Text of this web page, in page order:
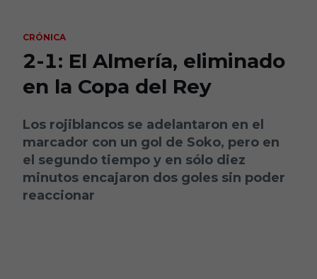
CRÓNICA
2-1: El Almería, eliminado
en la Copa del Rey
Los rojiblancos se adelantaron en el
marcador con un gol de Soko, pero en
el segundo tiempo y en sólo diez
minutos encajaron dos goles sin poder
reaccionar